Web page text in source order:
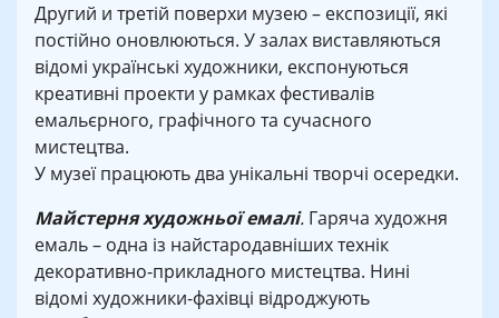
Другий и третій поверхи музею – експозиції, які
постійно оновлюються. У залах виставляються
відомі українські художники, експонуються
креативні проекти у рамках фестивалів
емальєрного, графічного та сучасного
мистецтва.
У музеї працюють два унікальні творчі осередки.
Майстерня художньої емалі. Гаряча художня
емаль – одна із найстародавніших технік
декоративно-прикладного мистецтва. Нині
відомі художники-фахівці відроджують